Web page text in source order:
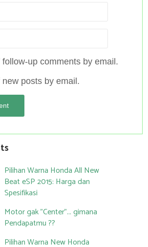
up comments by email.
posts by email.
Pilihan Warna Honda All New
Beat eSP 2015: Harga dan
Spesifikasi
Motor gak "Center"... gimana
Pendapatmu ??
Pilihan Warna New Honda